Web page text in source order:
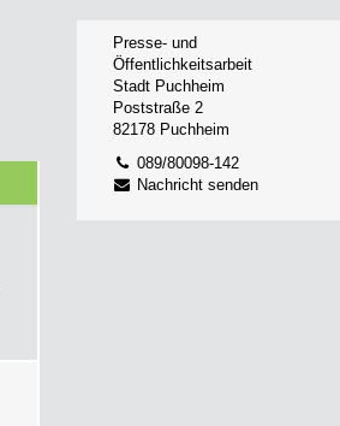
Presse- und
Öffentlichkeitsarbeit
Stadt Puchheim
Poststraße 2
82178 Puchheim
089/80098-142
Nachricht senden